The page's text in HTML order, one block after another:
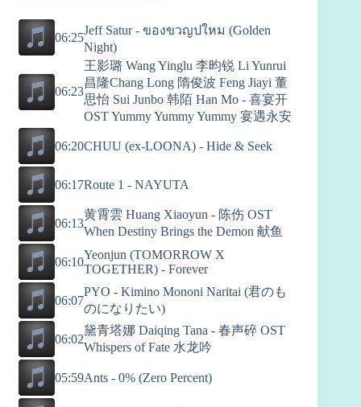
06:25Jeff Satur - ของขวญปใหม (Golden
Night)
06:23
王影璐 Wang Yinglu 李昀锐 Li Yunrui
昌隆Chang Long 隋俊波 Feng Jiayi 董
思怡 Sui Junbo 韩陌 Han Mo - 喜宴开
OST Yummy Yummy Yummy 宴遇永安
06:20CHUU (ex-LOONA) - Hide & Seek
06:17Route 1 - NAYUTA
06:13
黄霄雲 Huang Xiaoyun - 陈伤 OST
When Destiny Brings the Demon 献鱼
06:10
Yeonjun (TOMORROW X
TOGETHER) - Forever
06:07
PYO - Kimino Mononi Naritai (君のも
のになりたい)
06:02
黛青塔娜 Daiqing Tana - 春声碎 OST
Whispers of Fate 水龙吟
05:59Ants - 0% (Zero Percent)